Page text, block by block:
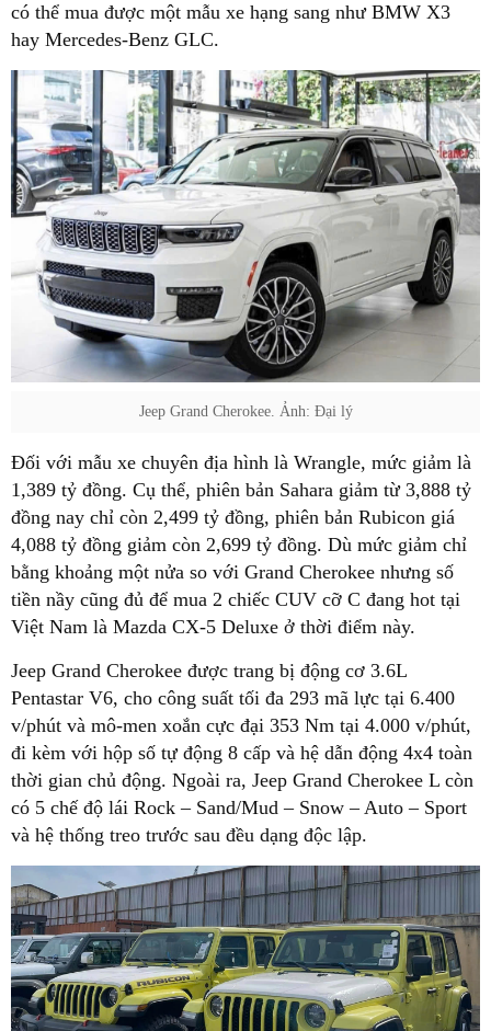
có thể mua được một mẫu xe hạng sang như BMW X3
hay Mercedes-Benz GLC.
Jeep Grand Cherokee. Ảnh: Đại lý
Đối với mẫu xe chuyên địa hình là Wrangle, mức giảm là
1,389 tỷ đồng. Cụ thể, phiên bản Sahara giảm từ 3,888 tỷ
đồng nay chỉ còn 2,499 tỷ đồng, phiên bản Rubicon giá
4,088 tỷ đồng giảm còn 2,699 tỷ đồng. Dù mức giảm chỉ
bằng khoảng một nửa so với Grand Cherokee nhưng số
tiền nầy cũng đủ để mua 2 chiếc CUV cỡ C đang hot tại
Việt Nam là Mazda CX-5 Deluxe ở thời điểm này.
Jeep Grand Cherokee được trang bị động cơ 3.6L
Pentastar V6, cho công suất tối đa 293 mã lực tại 6.400
v/phút và mô-men xoắn cực đại 353 Nm tại 4.000 v/phút,
đi kèm với hộp số tự động 8 cấp và hệ dẫn động 4x4 toàn
thời gian chủ động. Ngoài ra, Jeep Grand Cherokee L còn
có 5 chế độ lái Rock – Sand/Mud – Snow – Auto – Sport
và hệ thống treo trước sau đều dạng độc lập.